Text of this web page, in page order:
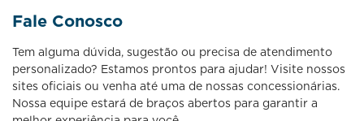
Fale Conosco
Tem alguma dúvida, sugestão ou precisa de atendimento
personalizado? Estamos prontos para ajudar! Visite nossos
sites oficiais ou venha até uma de nossas concessionárias.
Nossa equipe estará de braços abertos para garantir a